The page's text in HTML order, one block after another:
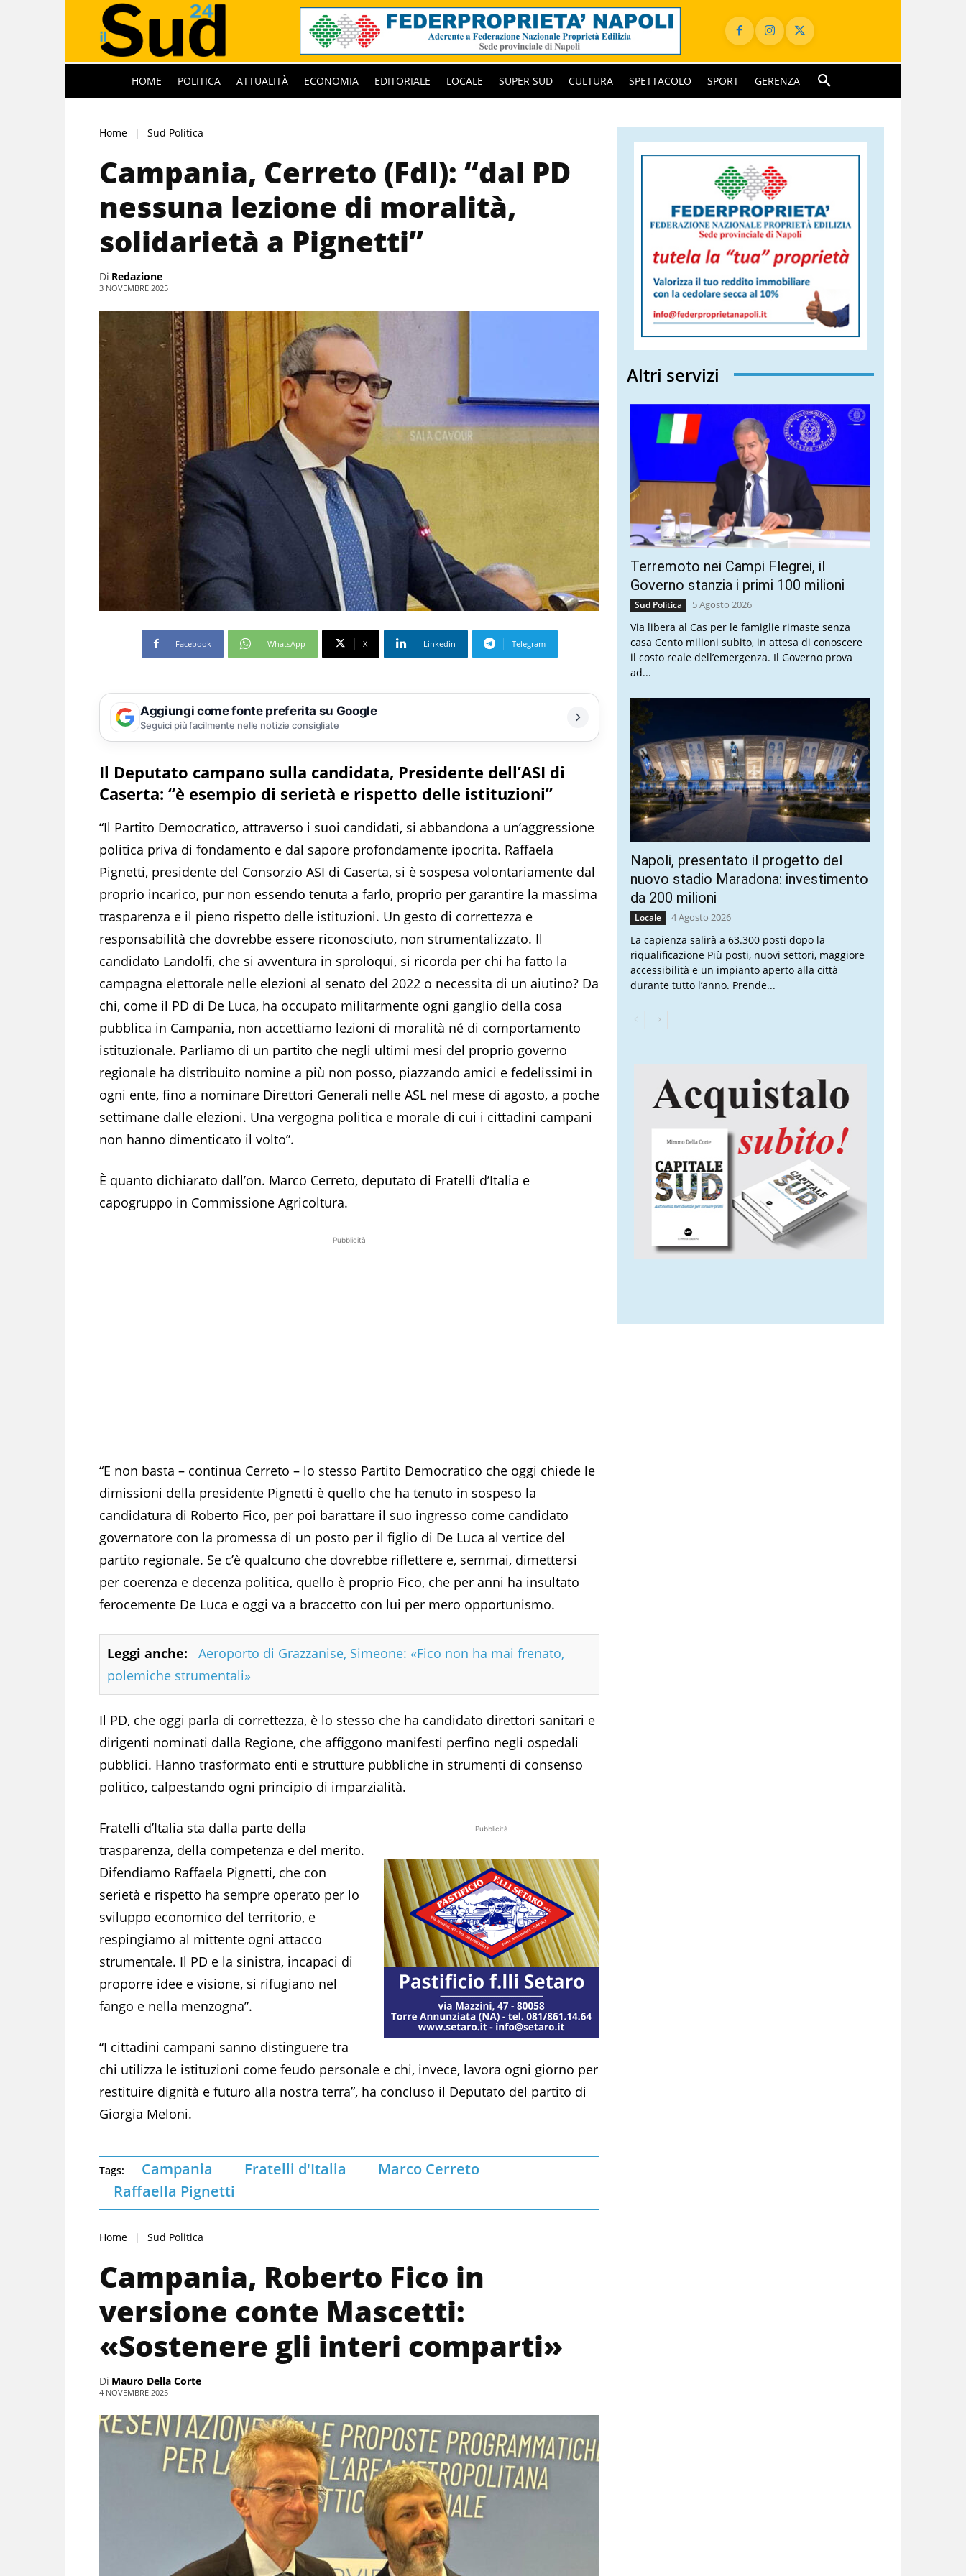
HOME POLITICA ATTUALITÀ ECONOMIA EDITORIALE LOCALE SUPER SUD CULTURA SPETTACOLO SPORT GERENZA
Home Sud Politica
Campania, Cerreto (FdI): “dal PD
nessuna lezione di moralità,
solidarietà a Pignetti”
Di Redazione
3 NOVEMBRE 2025
Facebook WhatsApp X Linkedin Telegram
Aggiungi come fonte preferita su Google
Seguici più facilmente nelle notizie consigliate
Il Deputato campano sulla candidata, Presidente dell’ASI di
Caserta: “è esempio di serietà e rispetto delle istituzioni”
“Il Partito Democratico, attraverso i suoi candidati, si abbandona a un’aggressione
politica priva di fondamento e dal sapore profondamente ipocrita. Raffaela
Pignetti, presidente del Consorzio ASI di Caserta, si è sospesa volontariamente dal
proprio incarico, pur non essendo tenuta a farlo, proprio per garantire la massima
trasparenza e il pieno rispetto delle istituzioni. Un gesto di correttezza e
responsabilità che dovrebbe essere riconosciuto, non strumentalizzato. Il
candidato Landolfi, che si avventura in sproloqui, si ricorda per chi ha fatto la
campagna elettorale nelle elezioni al senato del 2022 o necessita di un aiutino? Da
chi, come il PD di De Luca, ha occupato militarmente ogni ganglio della cosa
pubblica in Campania, non accettiamo lezioni di moralità né di comportamento
istituzionale. Parliamo di un partito che negli ultimi mesi del proprio governo
regionale ha distribuito nomine a più non posso, piazzando amici e fedelissimi in
ogni ente, fino a nominare Direttori Generali nelle ASL nel mese di agosto, a poche
settimane dalle elezioni. Una vergogna politica e morale di cui i cittadini campani
non hanno dimenticato il volto”.
È quanto dichiarato dall’on. Marco Cerreto, deputato di Fratelli d’Italia e
capogruppo in Commissione Agricoltura.
Pubblicità
“E non basta – continua Cerreto – lo stesso Partito Democratico che oggi chiede le
dimissioni della presidente Pignetti è quello che ha tenuto in sospeso la
candidatura di Roberto Fico, per poi barattare il suo ingresso come candidato
governatore con la promessa di un posto per il figlio di De Luca al vertice del
partito regionale. Se c’è qualcuno che dovrebbe riflettere e, semmai, dimettersi
per coerenza e decenza politica, quello è proprio Fico, che per anni ha insultato
ferocemente De Luca e oggi va a braccetto con lui per mero opportunismo.
Leggi anche:
Aeroporto di Grazzanise, Simeone: «Fico non ha mai frenato,
polemiche strumentali»
Il PD, che oggi parla di correttezza, è lo stesso che ha candidato direttori sanitari e
dirigenti nominati dalla Regione, che affiggono manifesti perfino negli ospedali
pubblici. Hanno trasformato enti e strutture pubbliche in strumenti di consenso
politico, calpestando ogni principio di imparzialità.
Pubblicità
Fratelli d’Italia sta dalla parte della
trasparenza, della competenza e del merito.
Difendiamo Raffaela Pignetti, che con
serietà e rispetto ha sempre operato per lo
sviluppo economico del territorio, e
respingiamo al mittente ogni attacco
strumentale. Il PD e la sinistra, incapaci di
proporre idee e visione, si rifugiano nel
fango e nella menzogna”.
“I cittadini campani sanno distinguere tra
chi utilizza le istituzioni come feudo personale e chi, invece, lavora ogni giorno per
restituire dignità e futuro alla nostra terra”, ha concluso il Deputato del partito di
Giorgia Meloni.
Tags: Campania Fratelli d'Italia
Marco Cerreto
Raffaella Pignetti
Home Sud Politica
Campania, Roberto Fico in
versione conte Mascetti:
«Sostenere gli interi comparti»
Di Mauro Della Corte
4 NOVEMBRE 2025
Altri servizi
Terremoto nei Campi Flegrei, il
Governo stanzia i primi 100 milioni
Sud Politica 5 Agosto 2026
Via libera al Cas per le famiglie rimaste senza
casa Cento milioni subito, in attesa di conoscere
il costo reale dell’emergenza. Il Governo prova
ad...
Napoli, presentato il progetto del
nuovo stadio Maradona: investimento
da 200 milioni
Locale 4 Agosto 2026
La capienza salirà a 63.300 posti dopo la
riqualificazione Più posti, nuovi settori, maggiore
accessibilità e un impianto aperto alla città
durante tutto l’anno. Prende...